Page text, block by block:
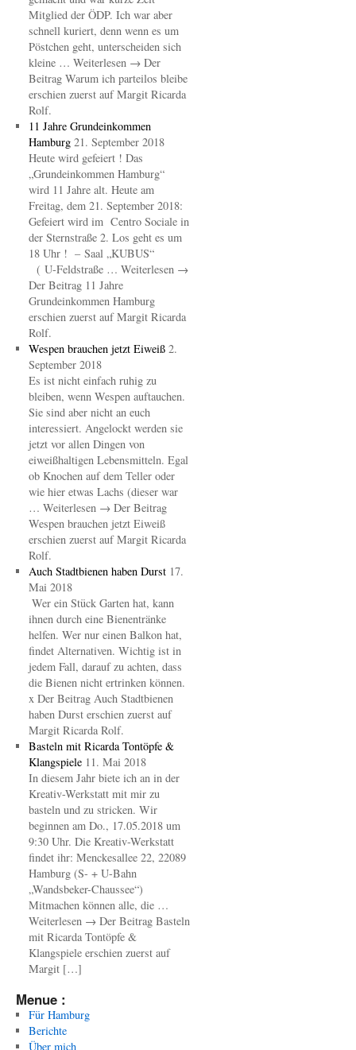
Mitglied der ÖDP. Ich war aber
schnell kuriert, denn wenn es um
Pöstchen geht, unterscheiden sich
kleine … Weiterlesen → Der
Beitrag Warum ich parteilos bleibe
erschien zuerst auf Margit Ricarda
Rolf.
11 Jahre Grundeinkommen
Hamburg 21. September 2018
Heute wird gefeiert ! Das
„Grundeinkommen Hamburg“
wird 11 Jahre alt. Heute am
Freitag, dem 21. September 2018:
Gefeiert wird im Centro Sociale in
der Sternstraße 2. Los geht es um
18 Uhr ! – Saal „KUBUS“
( U-Feldstraße … Weiterlesen →
Der Beitrag 11 Jahre
Grundeinkommen Hamburg
erschien zuerst auf Margit Ricarda
Rolf.
Wespen brauchen jetzt Eiweiß 2.
September 2018
Es ist nicht einfach ruhig zu
bleiben, wenn Wespen auftauchen.
Sie sind aber nicht an euch
interessiert. Angelockt werden sie
jetzt vor allen Dingen von
eiweißhaltigen Lebensmitteln. Egal
ob Knochen auf dem Teller oder
wie hier etwas Lachs (dieser war
… Weiterlesen → Der Beitrag
Wespen brauchen jetzt Eiweiß
erschien zuerst auf Margit Ricarda
Rolf.
Auch Stadtbienen haben Durst 17.
Mai 2018
Wer ein Stück Garten hat, kann
ihnen durch eine Bienentränke
helfen. Wer nur einen Balkon hat,
findet Alternativen. Wichtig ist in
jedem Fall, darauf zu achten, dass
die Bienen nicht ertrinken können.
x Der Beitrag Auch Stadtbienen
haben Durst erschien zuerst auf
Margit Ricarda Rolf.
Basteln mit Ricarda Tontöpfe &
Klangspiele 11. Mai 2018
In diesem Jahr biete ich an in der
Kreativ-Werkstatt mit mir zu
basteln und zu stricken. Wir
beginnen am Do., 17.05.2018 um
9:30 Uhr. Die Kreativ-Werkstatt
findet ihr: Menckesallee 22, 22089
Hamburg (S- + U-Bahn
„Wandsbeker-Chaussee“)
Mitmachen können alle, die …
Weiterlesen → Der Beitrag Basteln
mit Ricarda Tontöpfe &
Klangspiele erschien zuerst auf
Margit […]
Menue :
Für Hamburg
Berichte
Über mich